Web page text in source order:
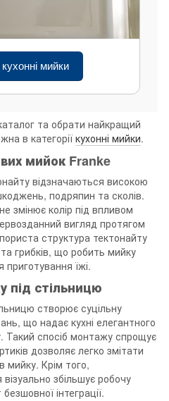
кухонні мийки
та обрати найкращий
в категорії кухонні мийки.
мийок Franke
відзначаються високою
подряпин та сколів.
змінює колір під впливом
вигляд протягом
структура тектонайту
та грибків, що робить мийку
приготування їжі.
під стільницю
створює суцільну
що надає кухні елегантного
Такий спосіб монтажу спрощує
дозволяє легко змітати
мийку. Крім того,
збільшує робочу
інтеграції.